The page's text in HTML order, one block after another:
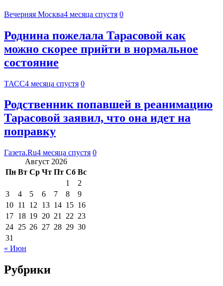
Вечерняя Москва4 месяца спустя 0
Роднина пожелала Тарасовой как
можно скорее прийти в нормальное
состояние
ТАСС4 месяца спустя 0
Родственник попавшей в реанимацию
Тарасовой заявил, что она идет на
поправку
Газета.Ru4 месяца спустя 0
Август 2026
Пн Вт Ср Чт Пт Сб Вс
1
2
3
4 5 6 7 8
9
10 11 12 13 14 15 16
17 18 19 20 21 22 23
24 25 26 27 28 29 30
31
« Июн
Рубрики